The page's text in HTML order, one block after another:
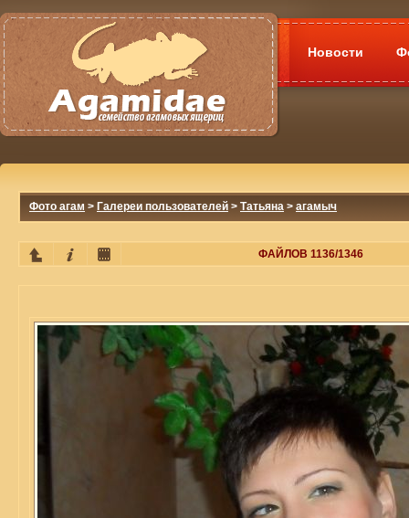
Новости
Фото агам > Галереи пользователей > Татьяна > агамыч
ФАЙЛОВ 1136/1346